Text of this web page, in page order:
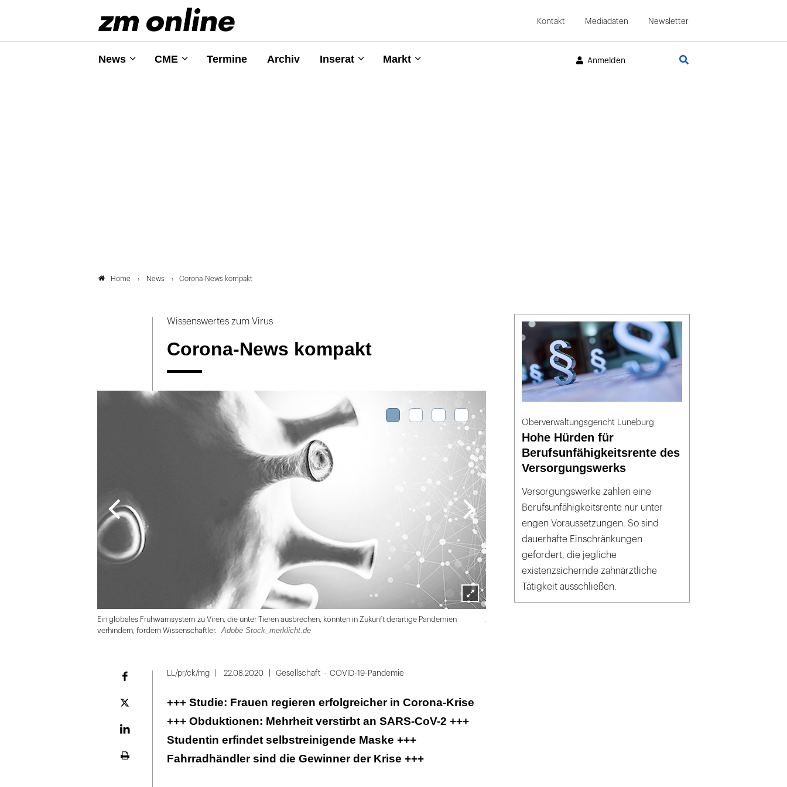
Kontakt Mediadaten Newsletter
News CME Termine Archiv Inserat Markt Anmelden
Home News Corona-News kompakt
Wissenswertes zum Virus
Corona-News kompakt
Lightbox
öffnen
Ein globales Frühwarnsystem zu Viren, die unter Tieren ausbrechen, könnten in Zukunft derartige Pandemien
verhindern, fordern Wissenschaftler.
Adobe Stock_merklicht.de
Plattform
LL/pr/ck/mg 22.08.2020 Gesellschaft COVID-19-Pandemie
+++ Studie: Frauen regieren erfolgreicher in Corona-Krise
+++ Obduktionen: Mehrheit verstirbt an SARS-CoV-2 +++
Studentin erfindet selbstreinigende Maske +++
Fahrradhändler sind die Gewinner der Krise +++
Oberverwaltungsgericht Lüneburg
Hohe Hürden für
Berufsunfähigkeitsrente des
Versorgungswerks
Versorgungswerke zahlen eine
Berufsunfähigkeitsrente nur unter
engen Voraussetzungen. So sind
dauerhafte Einschränkungen
gefordert, die jegliche
existenzsichernde zahnärztliche
Tätigkeit ausschließen.